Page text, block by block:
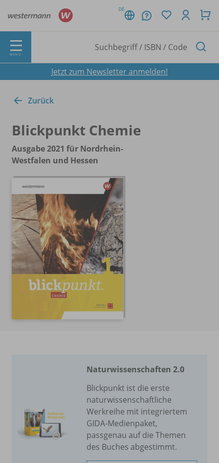
DE
MENÜ
Jetzt zum Newsletter anmelden!
Zurück
Blickpunkt Chemie
Ausgabe 2021 für Nordrhein-
Westfalen und Hessen
Naturwissenschaften 2.0
Blickpunkt ist die erste
naturwissenschaftliche
Werkreihe mit integriertem
GIDA-Medienpaket,
passgenau auf die Themen
des Buches abgestimmt.